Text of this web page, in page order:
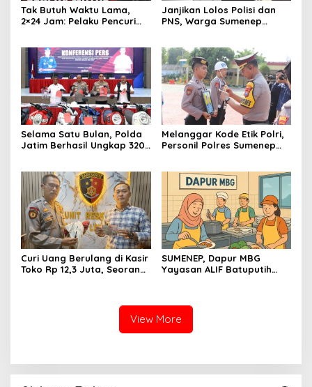
Tak Butuh Waktu Lama,
2×24 Jam: Pelaku Pencuri
Wilayah Manding
Janjikan Lolos Polisi dan
PNS, Warga Sumenep
600 juta
Selama Satu Bulan, Polda
Jatim Berhasil Ungkap 320
12 Mobil Diamankan
Melanggar Kode Etik Polri,
Personil Polres Sumenep
Curi Uang Berulang di Kasir
Toko Rp 12,3 Juta, Seorang
SUMENEP, Dapur MBG
Yayasan ALIF Batuputih
View More